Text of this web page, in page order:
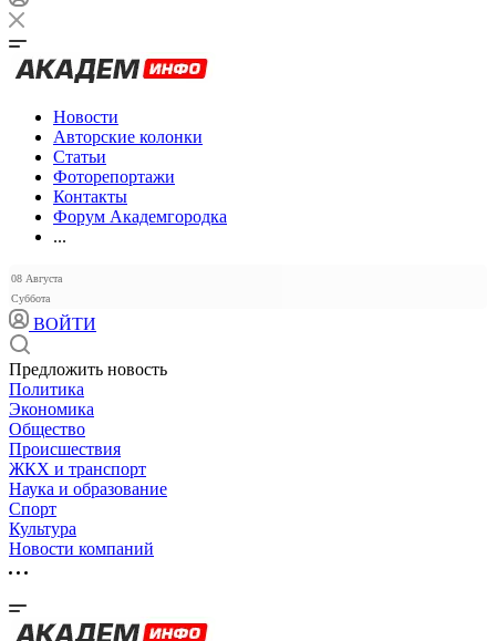
Новости
Авторские колонки
Статьи
Фоторепортажи
Контакты
Форум Академгородка
...
08 Августа
Суббота
ВОЙТИ
Предложить новость
Политика
Экономика
Общество
Происшествия
ЖКХ и транспорт
Наука и образование
Спорт
Культура
Новости компаний